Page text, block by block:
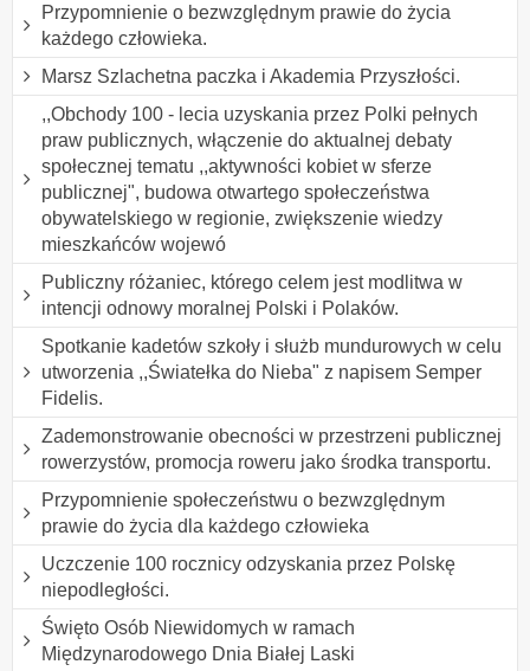
Przypomnienie o bezwzględnym prawie do życia
każdego człowieka.
Marsz Szlachetna paczka i Akademia Przyszłości.
,,Obchody 100 - lecia uzyskania przez Polki pełnych
praw publicznych, włączenie do aktualnej debaty
społecznej tematu ,,aktywności kobiet w sferze
publicznej", budowa otwartego społeczeństwa
obywatelskiego w regionie, zwiększenie wiedzy
mieszkańców wojewó
Publiczny różaniec, którego celem jest modlitwa w
intencji odnowy moralnej Polski i Polaków.
Spotkanie kadetów szkoły i służb mundurowych w celu
utworzenia ,,Światełka do Nieba" z napisem Semper
Fidelis.
Zademonstrowanie obecności w przestrzeni publicznej
rowerzystów, promocja roweru jako środka transportu.
Przypomnienie społeczeństwu o bezwzględnym
prawie do życia dla każdego człowieka
Uczczenie 100 rocznicy odzyskania przez Polskę
niepodległości.
Święto Osób Niewidomych w ramach
Międzynarodowego Dnia Białej Laski